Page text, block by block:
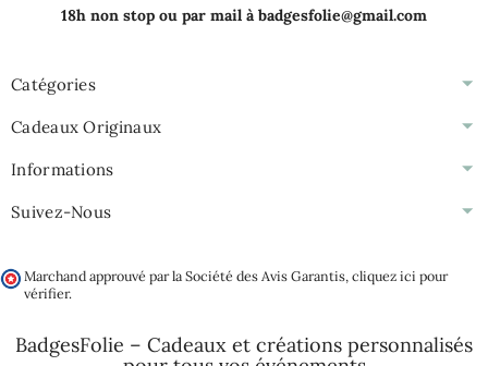
18h non stop ou par mail à badgesfolie@gmail.com
Catégories
Cadeaux Originaux
Informations
Suivez-Nous
Marchand approuvé par la Société des Avis Garantis,cliquez ici pour
vérifier.
BadgesFolie – Cadeaux et créations personnalisés